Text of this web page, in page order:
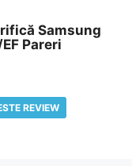
Samsung
Pareri
REVIEW